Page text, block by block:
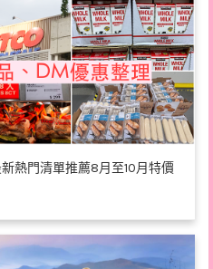
熱門清單推薦8月至10月特價